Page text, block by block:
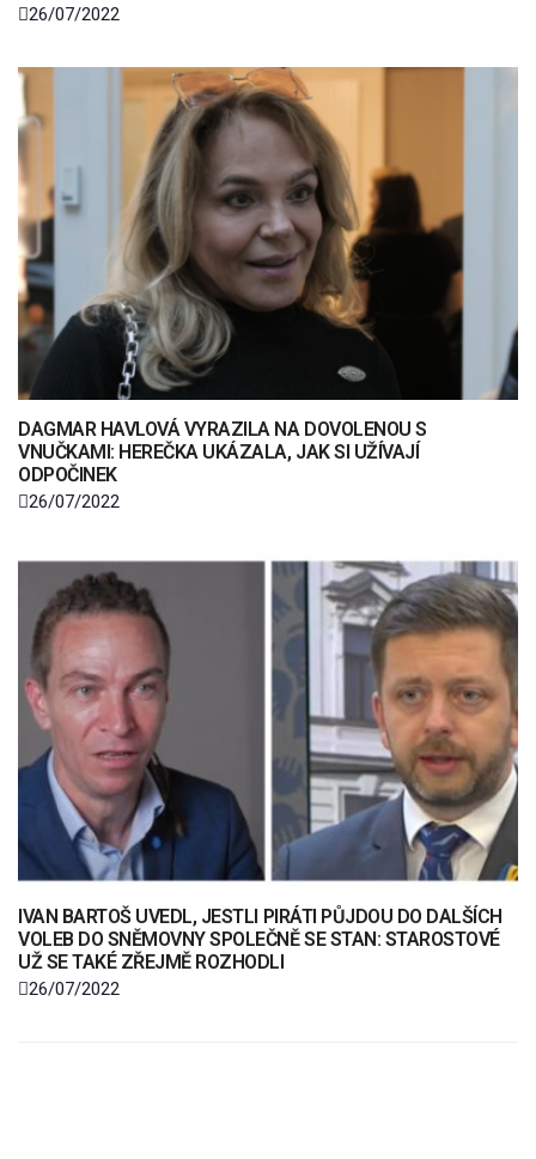
26/07/2022
DAGMAR HAVLOVÁ VYRAZILA NA DOVOLENOU S
VNUČKAMI: HEREČKA UKÁZALA, JAK SI UŽÍVAJÍ
ODPOČINEK
26/07/2022
IVAN BARTOŠ UVEDL, JESTLI PIRÁTI PŮJDOU DO DALŠÍCH
VOLEB DO SNĚMOVNY SPOLEČNĚ SE STAN: STAROSTOVÉ
UŽ SE TAKÉ ZŘEJMĚ ROZHODLI
26/07/2022